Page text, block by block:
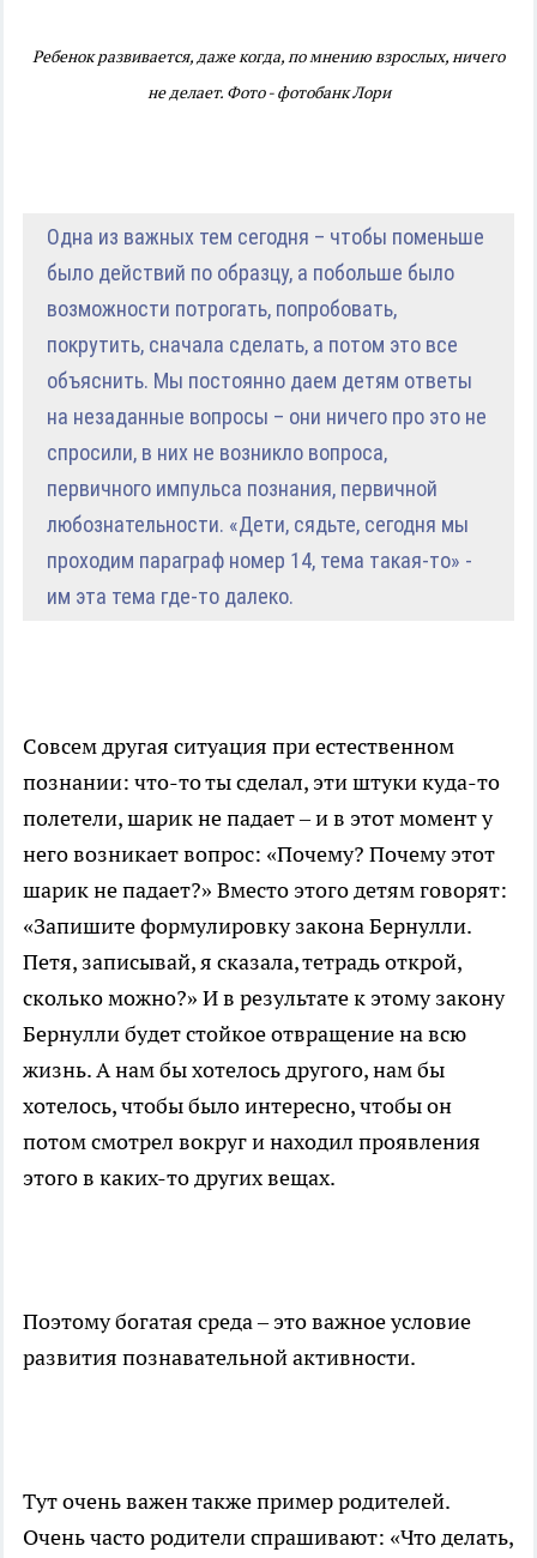
Ребенок развивается, даже когда, по мнению взрослых, ничего
не делает. Фото - фотобанк Лори
Одна из важных тем сегодня – чтобы поменьше
было действий по образцу, а побольше было
возможности потрогать, попробовать,
покрутить, сначала сделать, а потом это все
объяснить. Мы постоянно даем детям ответы
на незаданные вопросы – они ничего про это не
спросили, в них не возникло вопроса,
первичного импульса познания, первичной
любознательности. «Дети, сядьте, сегодня мы
проходим параграф номер 14, тема такая-то» -
им эта тема где-то далеко.
Совсем другая ситуация при естественном
познании: что-то ты сделал, эти штуки куда-то
полетели, шарик не падает – и в этот момент у
него возникает вопрос: «Почему? Почему этот
шарик не падает?» Вместо этого детям говорят:
«Запишите формулировку закона Бернулли.
Петя, записывай, я сказала, тетрадь открой,
сколько можно?» И в результате к этому закону
Бернулли будет стойкое отвращение на всю
жизнь. А нам бы хотелось другого, нам бы
хотелось, чтобы было интересно, чтобы он
потом смотрел вокруг и находил проявления
этого в каких-то других вещах.
Поэтому богатая среда – это важное условие
развития познавательной активности.
Тут очень важен также пример родителей.
Очень часто родители спрашивают: «Что делать,